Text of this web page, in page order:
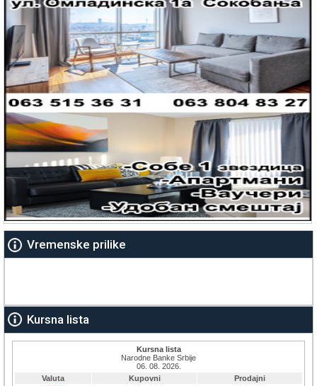
Vremenske prilike
Kursna lista